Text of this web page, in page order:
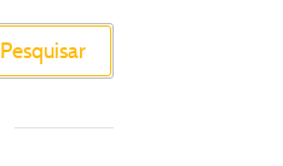
Pesquisar